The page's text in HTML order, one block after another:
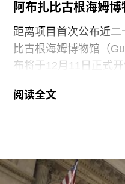
展厅等支出。辩方主张
定采用何种修复方案，
害，但这一论点最终
阿布扎比古根海姆
距离项目首次公布近
比古根海姆博物馆（
布将于12月11日正式
主弗兰克·盖里（Frank
阿布扎比古根海姆博物
阅读全文